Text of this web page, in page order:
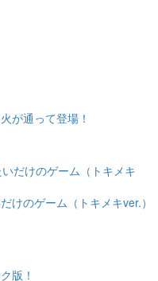
が通って登場！
のゲーム（トキメキver.）
版！